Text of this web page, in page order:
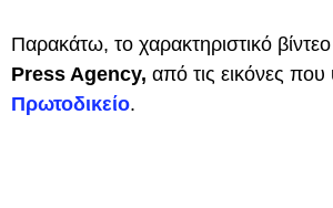
Παρακάτω, το χαρακτηριστικό
Press Agency, από τις εικόνες
Πρωτοδικείο.